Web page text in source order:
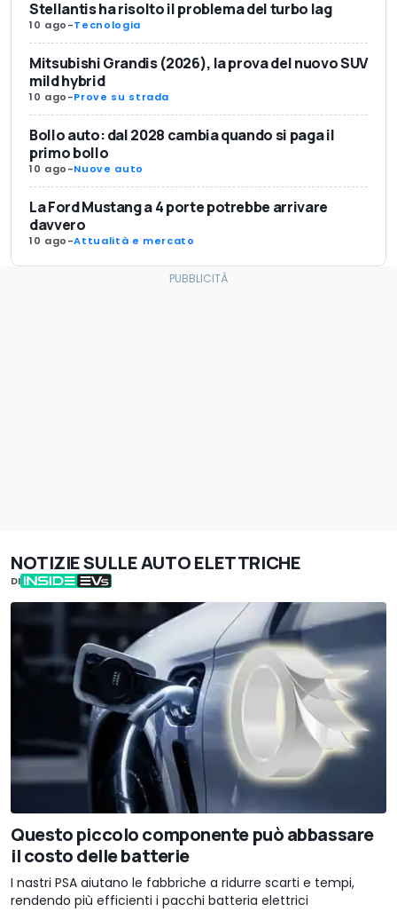
Stellantis ha risolto il problema del turbo lag
10 ago-Tecnologia
Mitsubishi Grandis (2026), la prova del nuovo SUV
mild hybrid
10 ago-Prove su strada
Bollo auto: dal 2028 cambia quando si paga il
primo bollo
10 ago-Nuove auto
La Ford Mustang a 4 porte potrebbe arrivare
davvero
10 ago-Attualità e mercato
NOTIZIE SULLE AUTO ELETTRICHE
DI
Questo piccolo componente può abbassare
il costo delle batterie
I nastri PSA aiutano le fabbriche a ridurre scarti e tempi,
rendendo più efficienti i pacchi batteria elettrici